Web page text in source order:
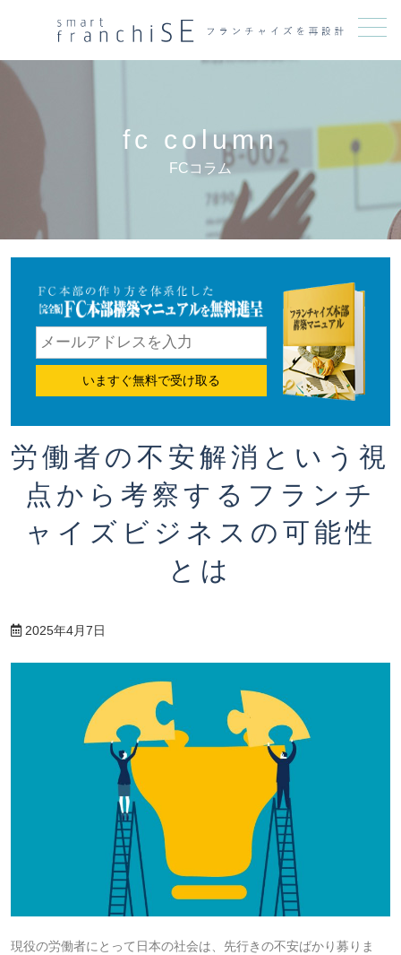
メニュー
fc column
FCコラム
いますぐ無料で受け取る
労働者の不安解消という視
点から考察するフランチ
ャイズビジネスの可能性
とは
2025年4月7日
現役の労働者にとって日本の社会は、先行きの不安ばかり募りま